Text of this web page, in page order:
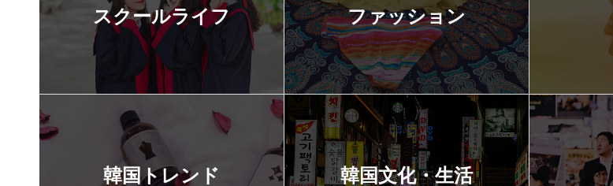
スクールライフ ファッション
韓国トレンド 韓国文化・生活